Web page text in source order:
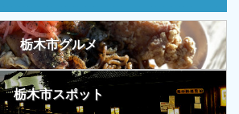
栃木市グルメ
栃木市スポット